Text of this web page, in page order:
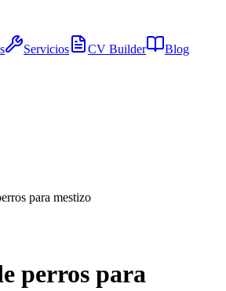
Servicios CV Builder Blog
para mestizo
perros para